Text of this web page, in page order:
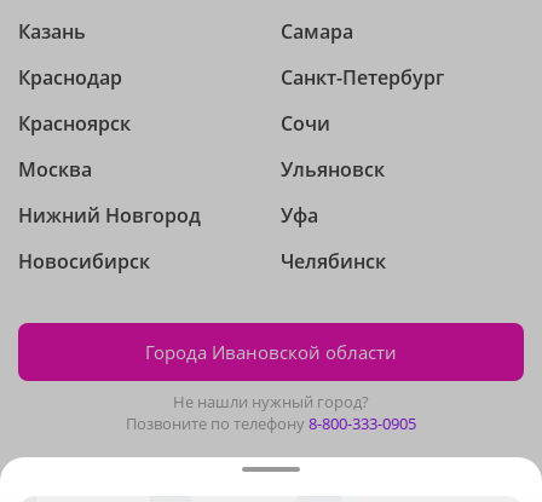
Казань
Краснодар
Красноярск
Москва
Нижний Новгород
Новосибирск
Самара
Санкт-Петербург
Сочи
Ульяновск
Уфа
Челябинск
Города Ивановской области
Не нашли нужный город?
Позвоните по телефону8-800-333-0905